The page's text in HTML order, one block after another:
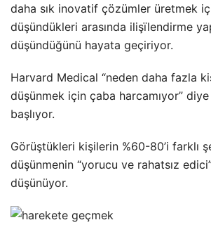
daha sık inovatif çözümler üretmek
düşündükleri arasında ilişïlendirme
düşündüğünü hayata geçiriyor.
Harvard Medical “neden daha fazla
düşünmek için çaba harcamıyor”
başlıyor.
Görüştükleri kişilerin %60-80’i farklı
düşünmenin “yorucu ve rahatsız
düşünüyor.